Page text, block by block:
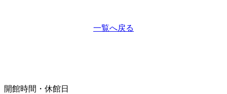
一覧へ戻る
開館時間・休館日